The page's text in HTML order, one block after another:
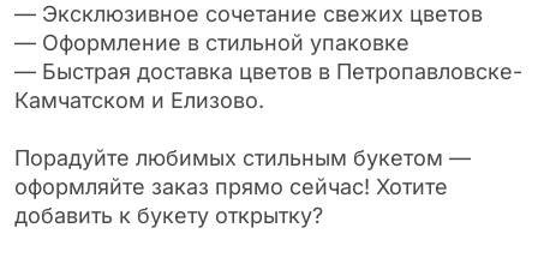
— Эксклюзивное сочетание свежих цветов
— Оформление в стильной упаковке
— Быстрая доставка цветов в Петропавловске-
Камчатском и Елизово.
Порадуйте любимых стильным букетом —
оформляйте заказ прямо сейчас! Хотите
добавить к букету открытку?